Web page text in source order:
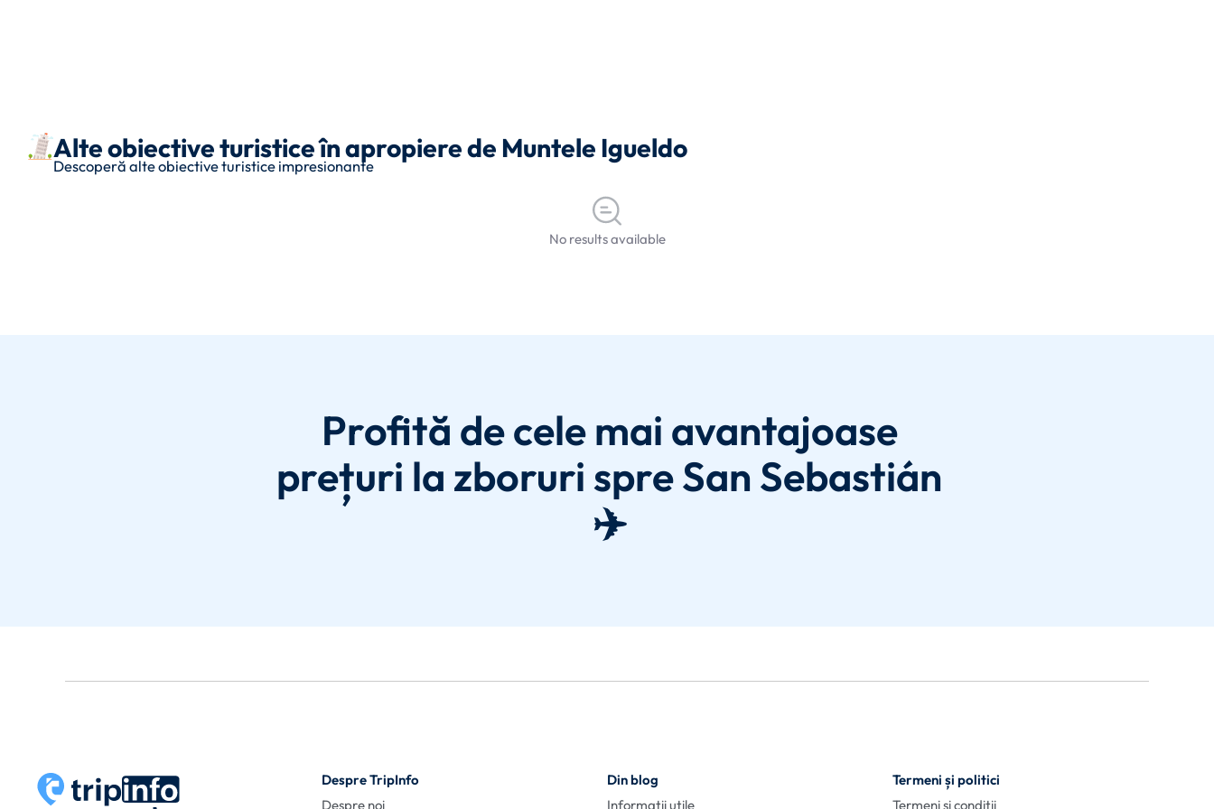
Alte obiective turistice în apropiere de Muntele Igueldo
Descoperă alte obiective turistice impresionante
No results available
Profită de cele mai avantajoase
prețuri la zboruri spre San Sebastián
✈️
Despre TripInfo
Despre noi
Din blog
Informații utile
Termeni și politici
Termeni și condiții